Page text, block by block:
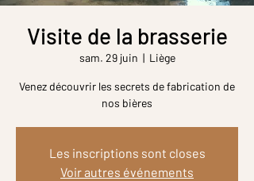
Visite de la brasserie
sam. 29 juin
  |
Liège
Venez découvrir les secrets de fabrication de
nos bières
Les inscriptions sont closes
Voir autres événements